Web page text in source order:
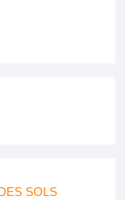
SOLS